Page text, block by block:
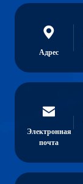
Адрес
Электронная
почта